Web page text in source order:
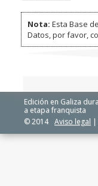
Nota: Esta Base
Datos, por favor,
Edición en Galiza
a etapa franquista
© 2014 Aviso legal |